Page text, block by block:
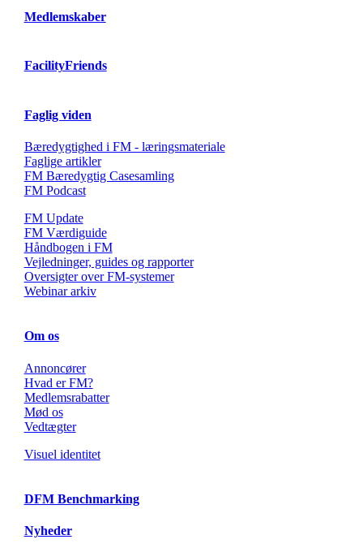
Medlemskaber
FacilityFriends
Faglig viden
Bæredygtighed i FM - læringsmateriale
Faglige artikler
FM Bæredygtig Casesamling
FM Podcast
FM Update
FM Værdiguide
Håndbogen i FM
Vejledninger, guides og rapporter
Oversigter over FM-systemer
Webinar arkiv
Om os
Annoncører
Hvad er FM?
Medlemsrabatter
Mød os
Vedtægter
Visuel identitet
DFM Benchmarking
Nyheder